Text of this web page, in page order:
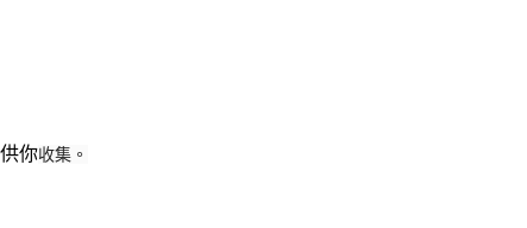
你收集。